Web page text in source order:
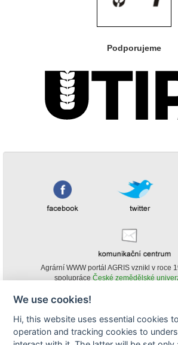
Podporujeme
Agrární WWW portál AGRIS vznikl v roce
spolupráce České zemědělské
obsahu agrárního WWW portálu
(pokud není uvedeno jinak) pouze za podmínky
www.agris.cz a data publikace v
We use cookies!
Hi, this website uses essential cookies
operation and tracking cookies to